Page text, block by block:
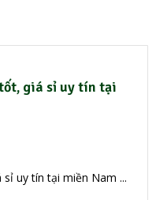
giá sỉ uy tín tại
uy tín tại miền Nam ...